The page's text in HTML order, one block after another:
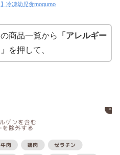
】冷凍幼児食mogumo
商品一覧から 「アレルギー
を押して、